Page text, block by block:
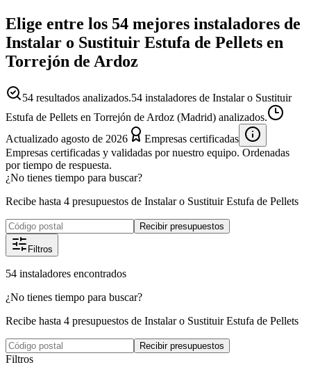
Elige entre los 54 mejores instaladores de
Instalar o Sustituir Estufa de Pellets en
Torrejón de Ardoz
54 resultados analizados.54 instaladores de Instalar o Sustituir
Estufa de Pellets en Torrejón de Ardoz (Madrid) analizados.
Actualizado agosto de 2026
Empresas certificadas
Empresas certificadas y validadas por nuestro equipo. Ordenadas
por tiempo de respuesta.
¿No tienes tiempo para buscar?
Recibe hasta 4 presupuestos de Instalar o Sustituir Estufa de Pellets
Recibir presupuestos
Filtros
54 instaladores encontrados
¿No tienes tiempo para buscar?
Recibe hasta 4 presupuestos de Instalar o Sustituir Estufa de Pellets
Recibir presupuestos
Filtros